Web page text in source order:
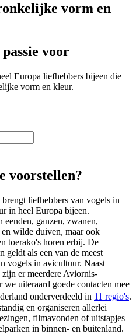
vorm en
voor
Europa liefhebbers bijeen die
vorm en kleur.
voorstellen?
liefhebbers van vogels in
in heel Europa bijeen.
eenden, ganzen, zwanen,
wilde duiven, maar ook
toerako's horen erbij. De
geldt als een van de meest
vogels in avicultuur. Naast
er meerdere Aviornis-
uiteraard goede contacten mee
onderverdeeld in 11 regio's.
en organiseren allerlei
filmavonden of uitstapjes
in binnen- en buitenland.